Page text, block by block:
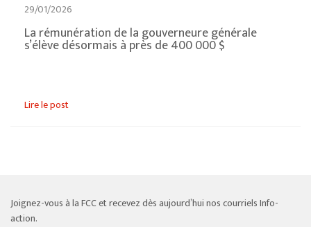
29/01/2026
La rémunération de la gouverneure générale
s’élève désormais à près de 400 000 $
Lire le post
Joignez-vous à la FCC et recevez dès aujourd’hui nos courriels Info-
action.